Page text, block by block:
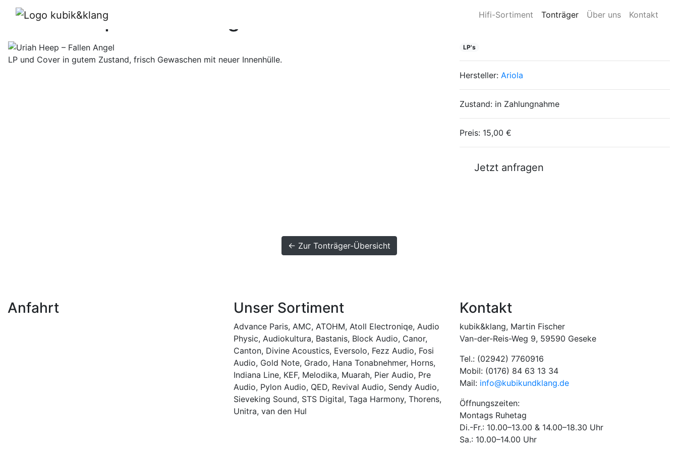
Hifi-Sortiment Tonträger Über uns Kontakt
Uriah Heep ‎– Fallen Angel
LP und Cover in gutem Zustand, frisch Gewaschen mit neuer Innenhülle.
LP's
Hersteller: Ariola
Zustand:in Zahlungnahme
Preis: 15,00 €
Jetzt anfragen
← Zur Tonträger-Übersicht
Anfahrt Unser Sortiment
Advance Paris, AMC, ATOHM, Atoll Electroniqe, Audio
Physic, Audiokultura, Bastanis, Block Audio, Canor,
Canton, Divine Acoustics, Eversolo, Fezz Audio, Fosi
Audio, Gold Note, Grado, Hana Tonabnehmer, Horns,
Indiana Line, KEF, Melodika, Muarah, Pier Audio, Pre
Audio, Pylon Audio, QED, Revival Audio, Sendy Audio,
Sieveking Sound, STS Digital, Taga Harmony, Thorens,
Unitra, van den Hul
Kontakt
kubik&klang, Martin Fischer
Van-der-Reis-Weg 9, 59590 Geseke
Tel.: (02942) 7760916
Mobil: (0176) 84 63 13 34
Mail: info@kubikundklang.de
Öffnungszeiten:
Montags Ruhetag
Di.-Fr.: 10.00–13.00 & 14.00–18.30 Uhr
Sa.: 10.00–14.00 Uhr